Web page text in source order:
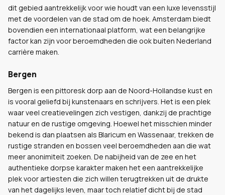
dit gebied aantrekkelijk voor wie houdt van een luxe levensstijl
met de voordelen van de stad om de hoek. Amsterdam biedt
bovendien een internationaal platform, wat een belangrijke
factor kan zijn voor beroemdheden die ook buiten Nederland
carrière maken.
Bergen
Bergen is een pittoresk dorp aan de Noord-Hollandse kust en
is vooral geliefd bij kunstenaars en schrijvers. Het is een plek
waar veel creatievelingen zich vestigen, dankzij de prachtige
natuur en de rustige omgeving. Hoewel het misschien minder
bekend is dan plaatsen als Blaricum en Wassenaar, trekken de
rustige stranden en bossen veel beroemdheden aan die wat
meer anonimiteit zoeken. De nabijheid van de zee en het
authentieke dorpse karakter maken het een aantrekkelijke
plek voor artiesten die zich willen terugtrekken uit de drukte
van het dagelijks leven, maar toch relatief dicht bij de stad